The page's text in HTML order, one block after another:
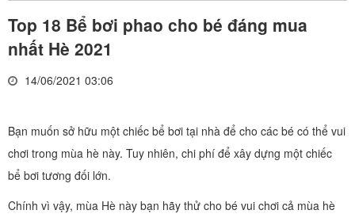
Top 18 Bể bơi phao cho bé đáng mua
nhất Hè 2021
14/06/2021 03:06
Bạn muốn sở hữu một chiếc bể bơi tại nhà để cho các bé có thể vui
chơi trong mùa hè này. Tuy nhiên, chi phí để xây dựng một chiếc
bể bơi tương đối lớn.
Chính vì vậy, mùa Hè này bạn hãy thử cho bé vui chơi cả mùa hè